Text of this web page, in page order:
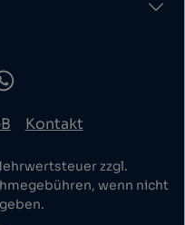
Kontakt
zzgl.
wenn nicht